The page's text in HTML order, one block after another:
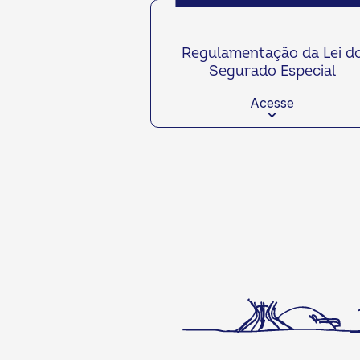
Regulamentação da Lei
Segurado Especial
Acesse